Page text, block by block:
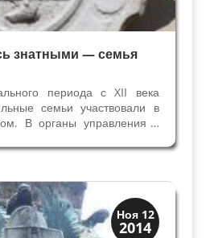
знатными — семья
периода с XII века
семьи участвовали в
В органы управления в
Консулов (как в
и...
Ноя 12
2014
Падуя